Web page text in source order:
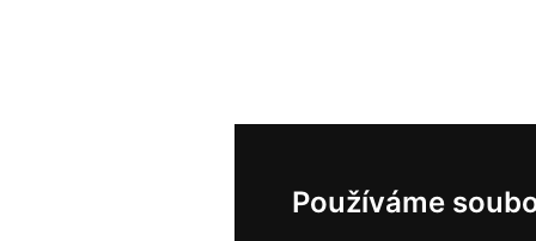
Používáme